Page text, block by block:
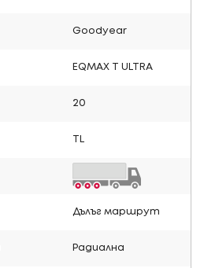
Goodyear
EQMAX T ULTRA
20
Дълъг маршрут
Радиална